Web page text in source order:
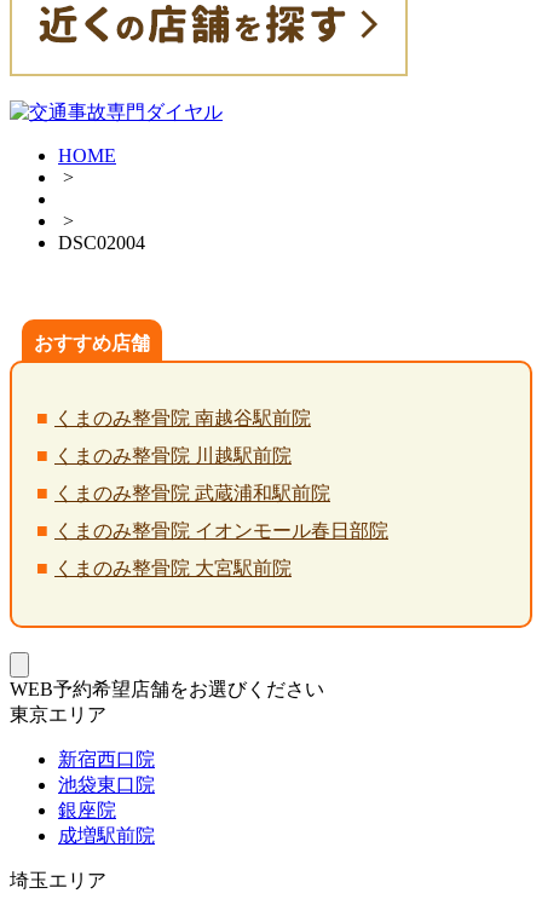
HOME
>
>
DSC02004
おすすめ店舗
くまのみ整骨院 南越谷駅前院
くまのみ整骨院 川越駅前院
くまのみ整骨院 武蔵浦和駅前院
くまのみ整骨院 イオンモール春日部院
くまのみ整骨院 大宮駅前院
WEB予約希望店舗をお選びください
東京エリア
新宿西口院
池袋東口院
銀座院
成増駅前院
埼玉エリア